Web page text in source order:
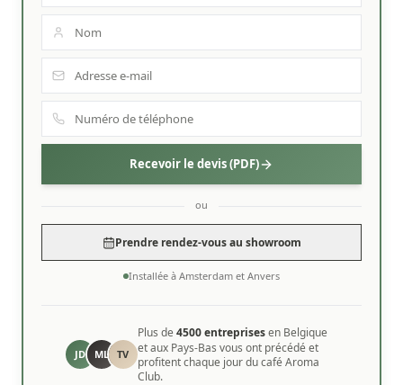
Recevoir le devis (PDF)
ou
Prendre rendez-vous au showroom
Installée à Amsterdam et Anvers
JD ML TV
Plus de4500 entreprisesen Belgique
et aux Pays-Bas vous ont précédé et
profitent chaque jour du café Aroma
Club.